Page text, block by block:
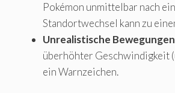
Pokémon unmittelbar nach
Standortwechsel kann zu
Unrealistische Bewegungen
überhöhter Geschwindigkeit
ein Warnzeichen.